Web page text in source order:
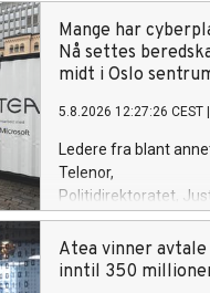
Mange har
Nå settes
midt i Oslo
5.8.2026 12:27:26 CEST
Ledere fra blant
Telenor,
Politidirektoratet,
Microsoft skal
politikere teste egen
når Atea inviterer til
Atea vinner
inntil 350